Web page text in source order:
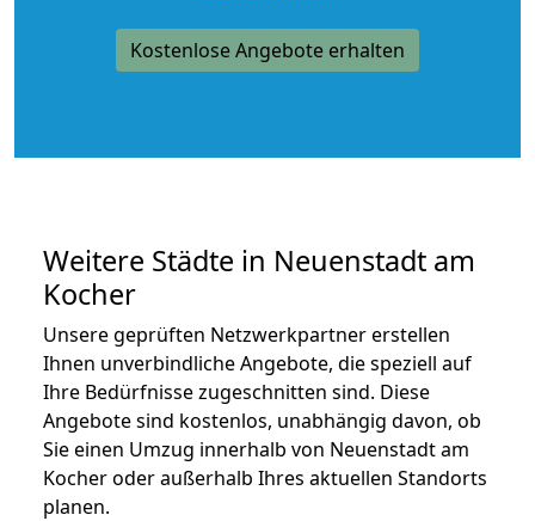
Kostenlose Angebote erhalten
Weitere Städte in Neuenstadt am
Kocher
Unsere geprüften Netzwerkpartner erstellen
Ihnen unverbindliche Angebote, die speziell auf
Ihre Bedürfnisse zugeschnitten sind. Diese
Angebote sind kostenlos, unabhängig davon, ob
Sie einen Umzug innerhalb von Neuenstadt am
Kocher oder außerhalb Ihres aktuellen Standorts
planen.